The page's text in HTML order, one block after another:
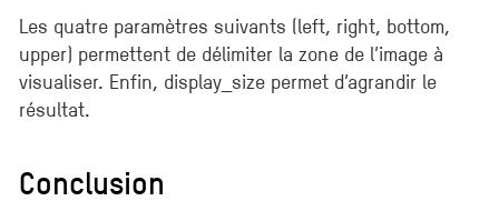
Les quatre paramètres suivants (left, right, bottom,
upper) permettent de délimiter la zone de l’image à
visualiser. Enfin, display_size permet d’agrandir le
résultat.
Conclusion